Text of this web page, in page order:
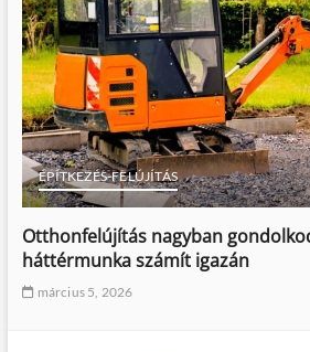
ÉPÍTKEZÉS-FELÚJÍTÁS
Otthonfelújítás nagyban
háttérmunka számít igazán
március 5, 2026